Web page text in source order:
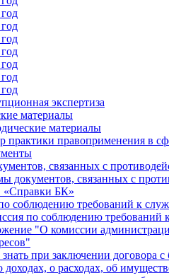
экспертиза
материалы
материалы
практики правоприменения в
связанных с
документов, связанных с
БК»
соблюдению требований к
по соблюдению требований
"О комиссии
при заключении
доходах, о расходах, об